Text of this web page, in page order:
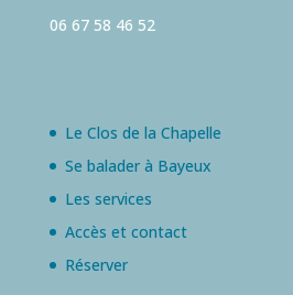
06 67 58 46 52
Le Clos de la Chapelle
Se balader à Bayeux
Les services
Accès et contact
Réserver